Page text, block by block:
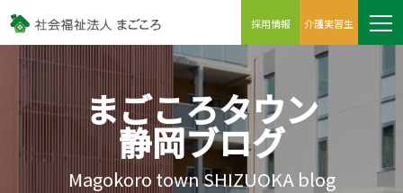
採用情報 介護実習生
まごころタウン
静岡ブログ
Magokoro town SHIZUOKA blog